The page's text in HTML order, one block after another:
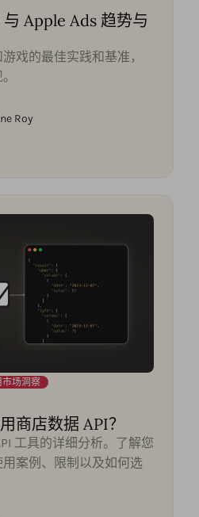
Apple Ads 趋势与
戏的最佳实践和基准，
Roy
市场洞察
商店数据 API？
工具的详细分析。了解您
案例、限制以及如何选